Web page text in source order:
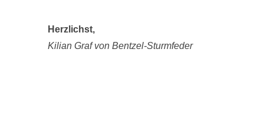
Herzlichst,
Kilian Graf von Bentzel-Sturmfeder